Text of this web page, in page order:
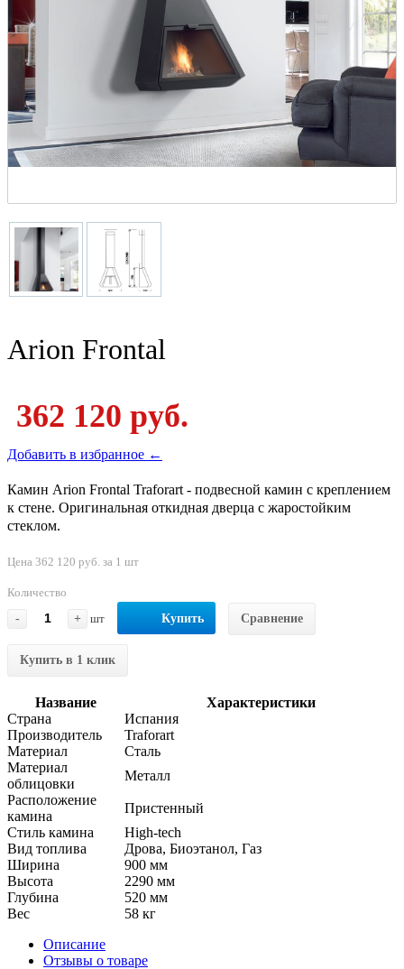
Arion Frontal
362 120 руб.
Добавить в избранное ←
Камин Arion Frontal Traforart - подвесной камин с креплением
к стене. Оригинальная откидная дверца с жаростойким
стеклом.
Цена 362 120 руб. за 1 шт
Количество
-
+ шт Купить Сравнение
Купить в 1 клик
Название
Характеристики
Страна
Испания
Производитель
Traforart
Материал
Сталь
Материал
облицовки
Металл
Расположение
камина
Пристенный
Стиль камина
High-tech
Вид топлива
Дрова, Биоэтанол, Газ
Ширина
900 мм
Высота
2290 мм
Глубина
520 мм
Вес
58 кг
Описание
Отзывы о товаре